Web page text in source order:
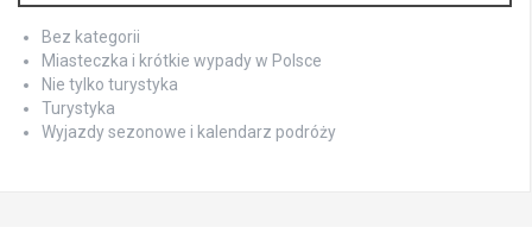
Bez kategorii
Miasteczka i krótkie wypady w Polsce
Nie tylko turystyka
Turystyka
Wyjazdy sezonowe i kalendarz podróży